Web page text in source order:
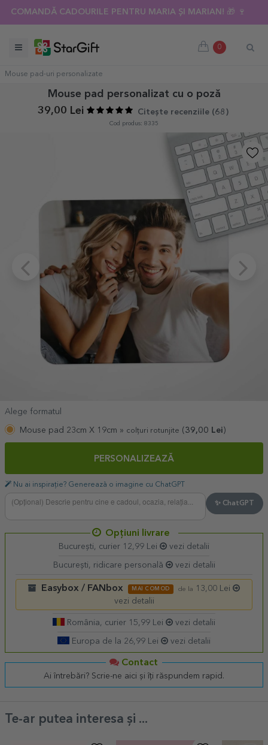
COMANDĂ CADOURILE PENTRU MARIA ȘI MARIAN! 🎁 🍷
0
Mouse pad-uri personalizate
Mouse pad personalizat cu o poză
39,00 Lei
Citește recenziile (68 )
Cod produs: 8335
Alege formatul
Mouse pad 23cm X 19cm » colțuri rotunjite ( 39,00 Lei )
PERSONALIZEAZĂ
Nu ai inspirație? Generează o imagine cu ChatGPT
✨ ChatGPT
Opțiuni livrare
București, curier 12,99 Lei vezi detalii
București, ridicare personală vezi detalii
Easybox / FANbox MAI COMOD de la
13,00 Lei
vezi detalii
România, curier 15,99 Lei vezi detalii
Europa de la 26,99 Lei vezi detalii
Contact
Ai întrebări? Scrie-ne aici și îți răspundem rapid.
Te-ar putea interesa și ...